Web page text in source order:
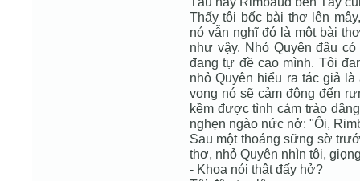
Thấy tôi bốc bài thơ lên
nó vẫn nghĩ đó là một bài
như vậy. Nhỏ Quyên đâu
đang tự đề cao mình. Tôi
nhỏ Quyên hiểu ra tác giả
vọng nó sẽ cảm động đến
kềm được tình cảm trào
nghẹn ngào nức nở: "Ôi,
Sau một thoáng sững sờ
thơ, nhỏ Quyên nhìn tôi,
- Khoa nói thật đấy hở?